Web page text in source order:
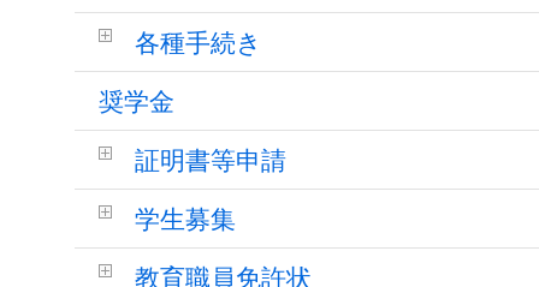
各種手続き
奨学金
証明書等申請
学生募集
教育職員免許状